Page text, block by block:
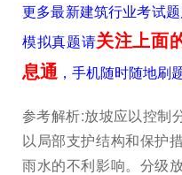
更多最新建筑行业考试
模拟真题请关注上面
息通，手机随时随地刷
参考解析:放坡应以控制
以局部支护结构和保护
雨水的不利影响。分级